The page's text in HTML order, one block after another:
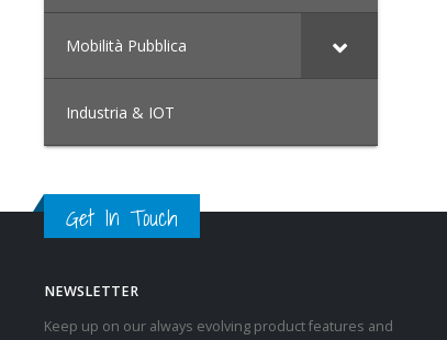
Mobilità Pubblica
Industria & IOT
Get In Touch
NEWSLETTER
Keep up on our always evolving product features and